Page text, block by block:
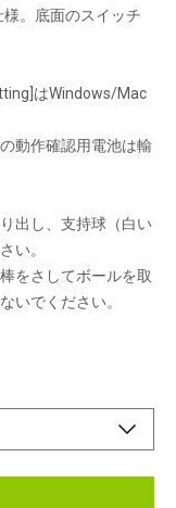
。底面のスイッチ
はWindows/Mac
動作確認用電池は輸
出し、支持球（白い
い。
をさしてボールを取
いでください。